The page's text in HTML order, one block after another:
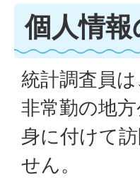
個人情
統計調査員
非常勤の地
身に付けて
せん。